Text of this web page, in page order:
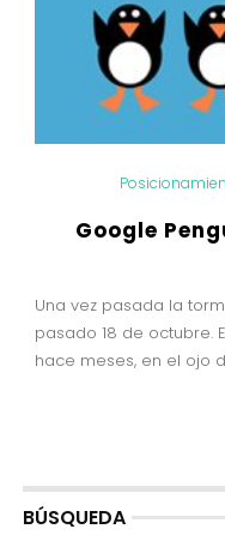
Google
Una vez pasada la
pasado 18 de octubre.
hace meses, en el ojo
BÚSQUEDA